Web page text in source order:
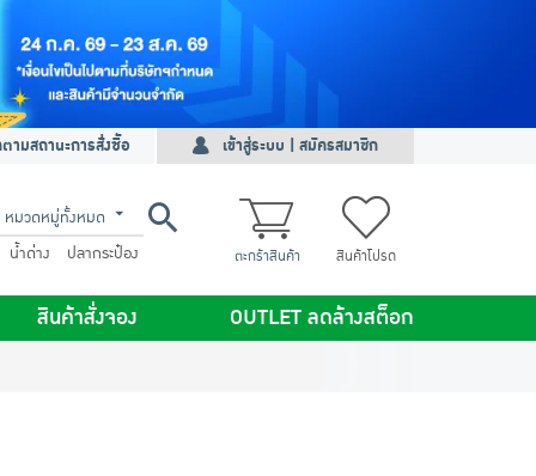
ามสถานะการสั่งซื้อ เข้าสู่ระบบ | สมัครสมาชิก
หมวดหมู่ทั้งหมด
น้ำด่าง ปลากระป๋อง ตะกร้าสินค้า สินค้าโปรด
สินค้าสั่งจอง OUTLET ลดล้างสต็อก